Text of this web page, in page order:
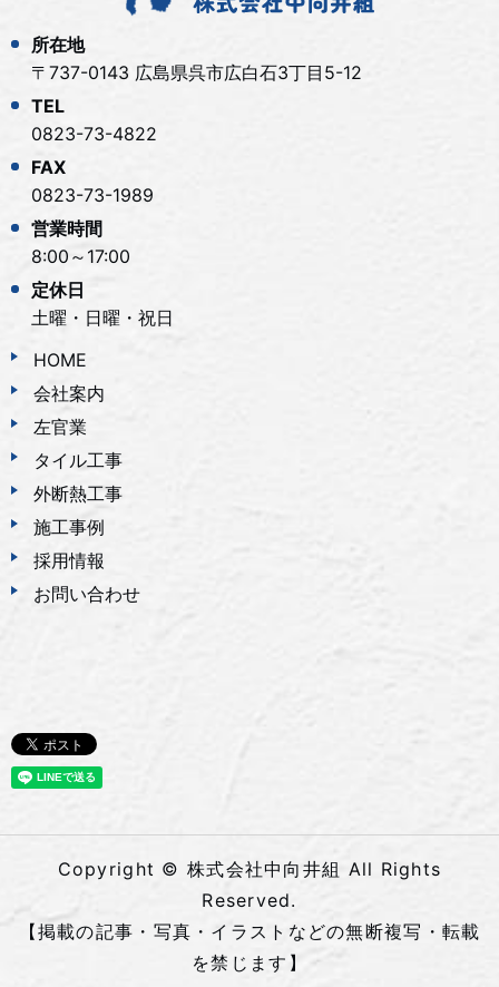
所在地
〒737-0143 広島県呉市広白石3丁目5-12
TEL
0823-73-4822
FAX
0823-73-1989
営業時間
8:00～17:00
定休日
土曜・日曜・祝日
HOME
会社案内
左官業
タイル工事
外断熱工事
施工事例
採用情報
お問い合わせ
Copyright © 株式会社中向井組 All Rights
Reserved.
【掲載の記事・写真・イラストなどの無断複写・転載
を禁じます】